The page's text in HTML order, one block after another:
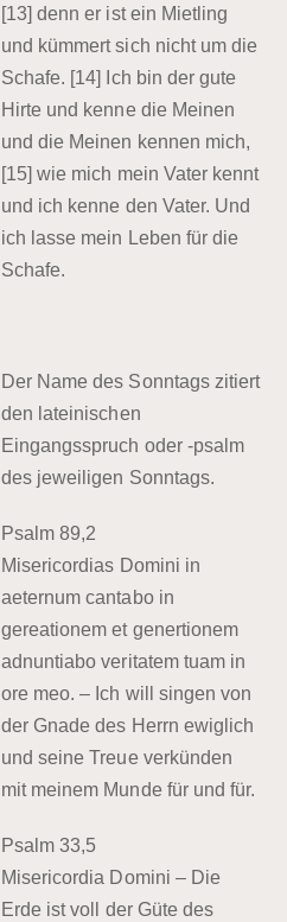
[13] denn er ist ein Mietling
und kümmert sich nicht um die
Schafe. [14] Ich bin der gute
Hirte und kenne die Meinen
und die Meinen kennen mich,
[15] wie mich mein Vater kennt
und ich kenne den Vater. Und
ich lasse mein Leben für die
Schafe.
Der Name des Sonntags zitiert
den lateinischen
Eingangsspruch oder -psalm
des jeweiligen Sonntags.
Psalm 89,2
Misericordias Domini in
aeternum cantabo in
gereationem et genertionem
adnuntiabo veritatem tuam in
ore meo. – Ich will singen von
der Gnade des Herrn ewiglich
und seine Treue verkünden
mit meinem Munde für und für.
Psalm 33,5
Misericordia Domini – Die
Erde ist voll der Güte des